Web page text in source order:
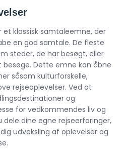
et klassisk samtaleemne, der
en god samtale. De fleste
steder, de har besøgt, eller
Dette emne kan åbne
såsom kulturforskelle,
rejseoplevelser. Ved at
og
for vedkommendes liv og
dele dine egne rejseerfaringer,
udveksling af oplevelser og